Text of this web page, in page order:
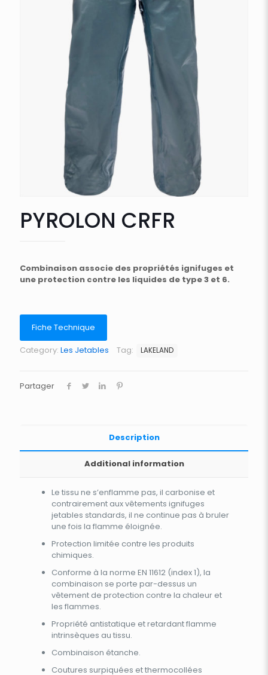
PYROLON CRFR
Combinaison associe des propriétés ignifuges et
une protection contre les liquides de type 3 et 6.
Fiche Technique
Category: Les Jetables Tag: LAKELAND
Partager
Description
Additional information
Le tissu ne s’enflamme pas, il carbonise et
contrairement aux vêtements ignifuges
jetables standards, il ne continue pas à bruler
une fois la flamme éloignée.
Protection limitée contre les produits
chimiques.
Conforme à la norme EN 11612 (index 1), la
combinaison se porte par-dessus un
vêtement de protection contre la chaleur et
les flammes.
Propriété antistatique et retardant flamme
intrinsèques au tissu.
Combinaison étanche.
Coutures surpiquées et thermocollées